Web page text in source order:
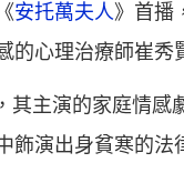
安托萬夫人》首播
的心理治療師崔秀
其主演的家庭情感
飾演出身貧寒的法